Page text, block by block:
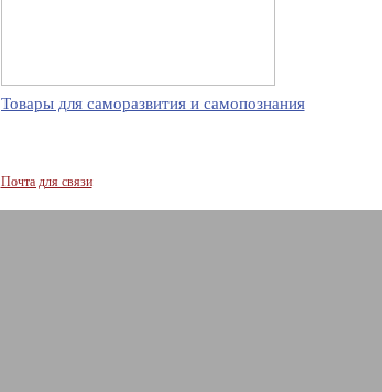
Товары для саморазвития и самопознания
Почта для связи